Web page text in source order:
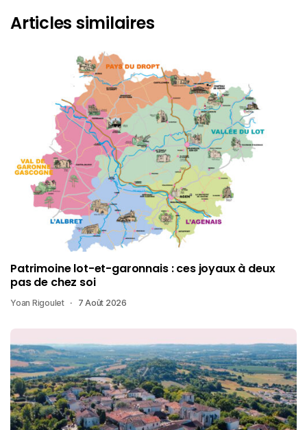
Articles similaires
Patrimoine lot-et-garonnais : ces joyaux à deux
pas de chez soi
Yoan Rigoulet 7 Août 2026